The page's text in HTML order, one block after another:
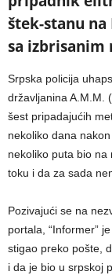
štek-stanu
sa
Srpska policija
državljanina A.M.M.
šest pripadajućih
nekoliko dana
nekoliko puta bio
toku i da za sada
Pozivajući se na
portala, “Informer”
stigao preko pošte,
i da je bio u srpskoj